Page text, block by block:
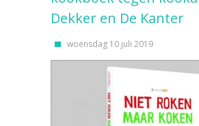
Dekker en De Kanter
woensdag 10 juli 2019